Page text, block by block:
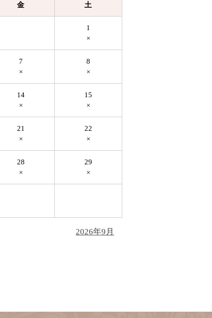
金 土
1
×
7
×
8
×
14
×
15
×
21
×
22
×
28
×
29
×
2026年9月